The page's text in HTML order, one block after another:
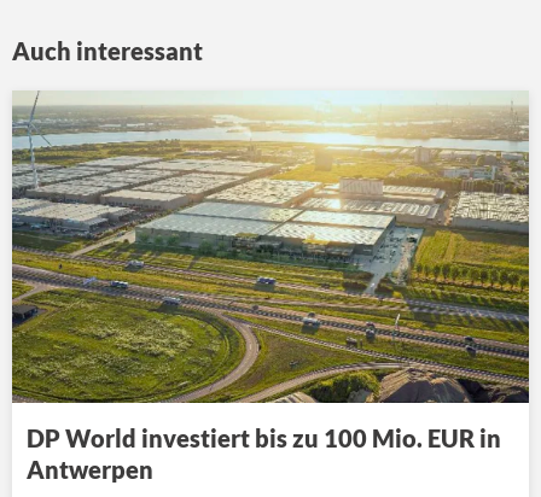
Auch interessant
DP World investiert bis zu 100 Mio. EUR in
Antwerpen